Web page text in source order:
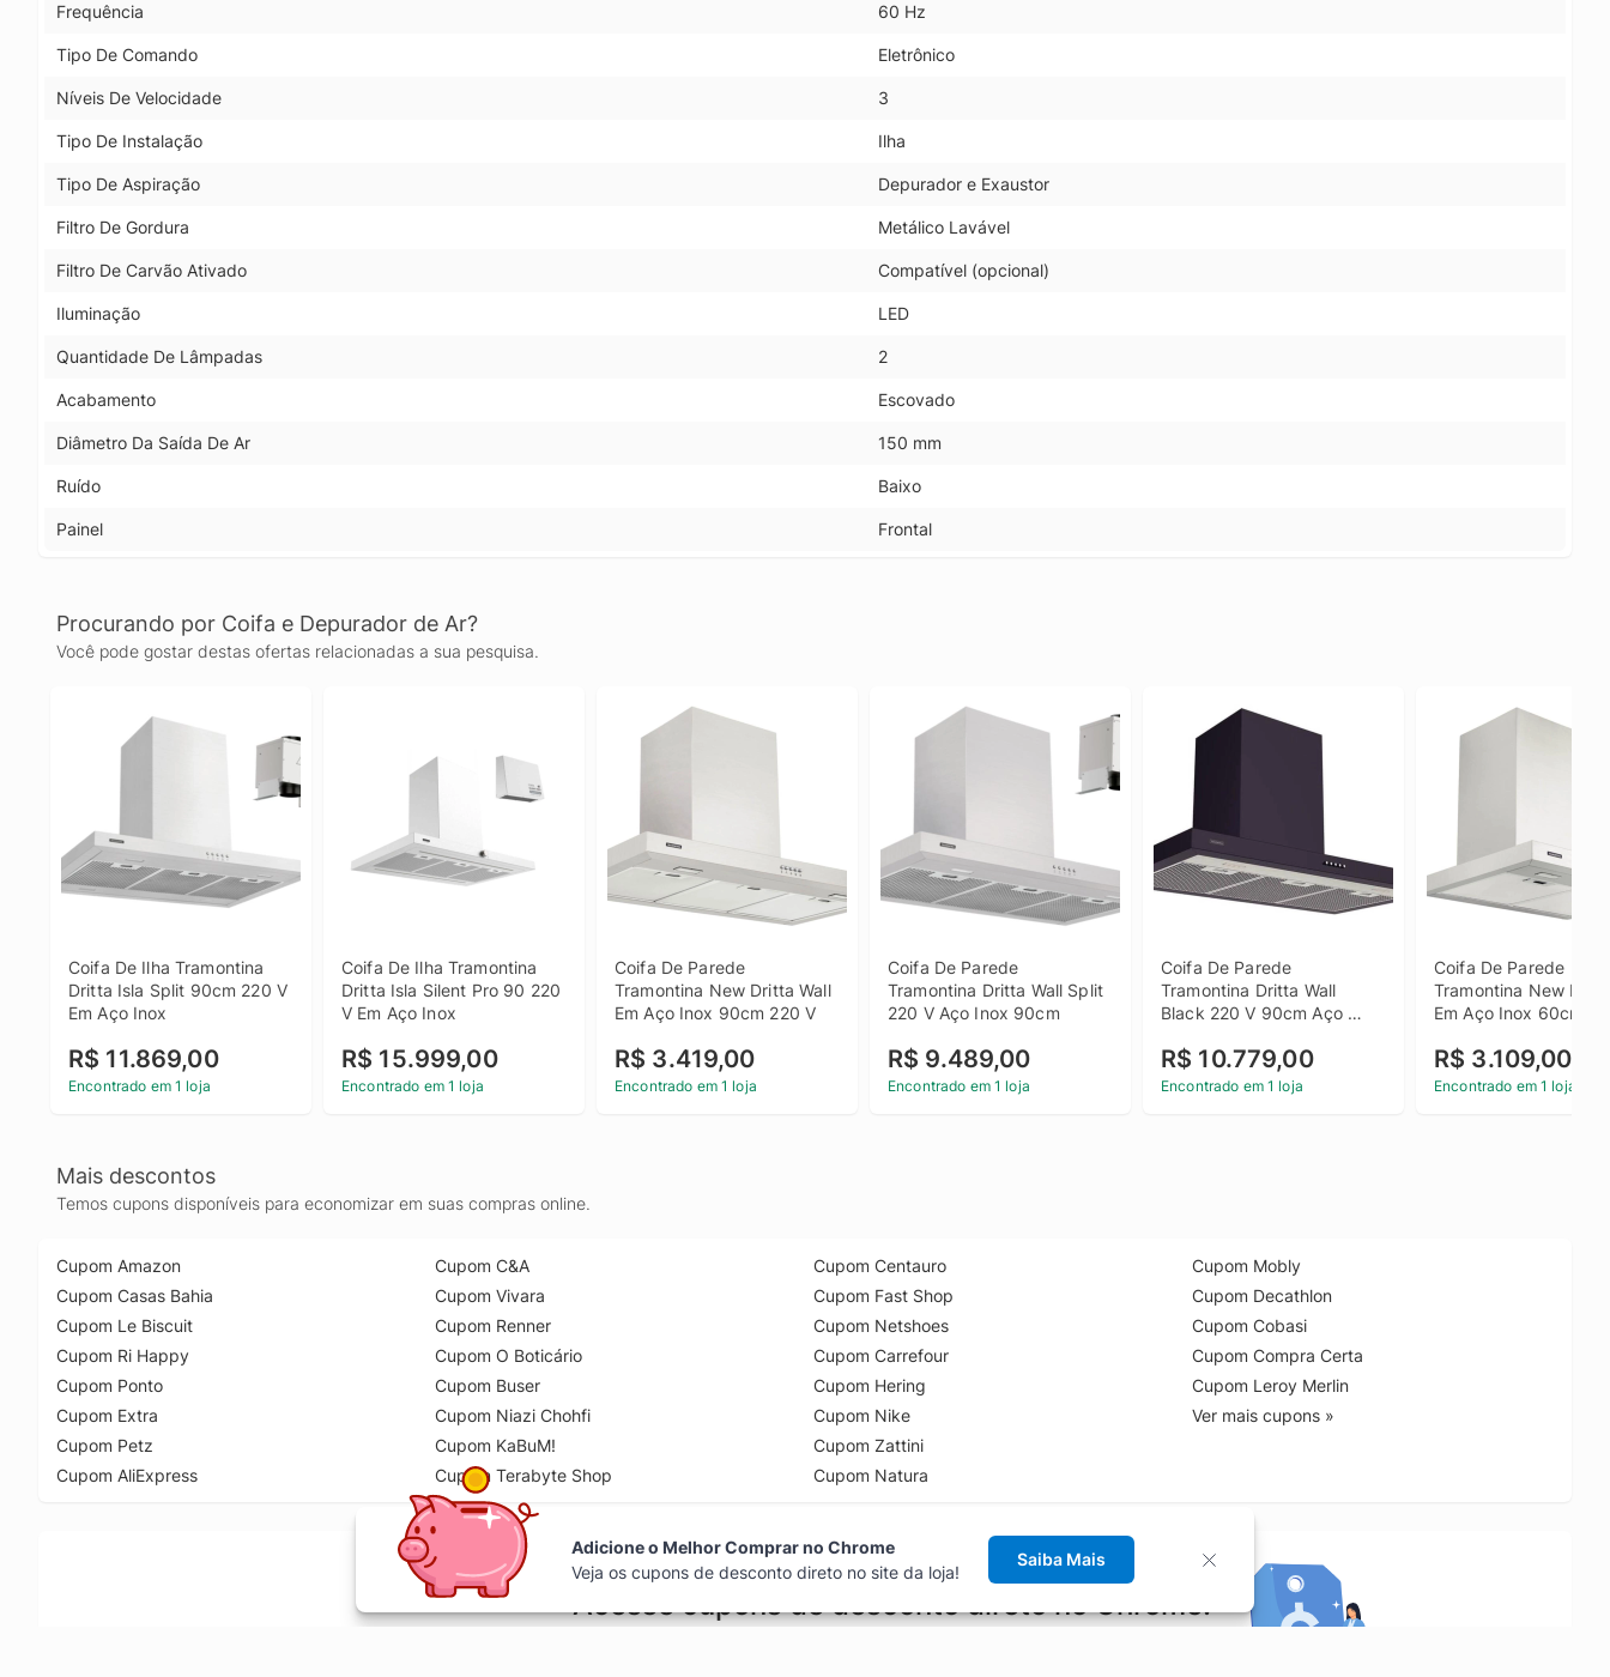
Frequência 60 Hz
Tipo De Comando Eletrônico
Níveis De Velocidade 3
Tipo De Instalação Ilha
Tipo De Aspiração Depurador e Exaustor
Filtro De Gordura Metálico Lavável
Filtro De Carvão Ativado Compatível (opcional)
Iluminação LED
Quantidade De Lâmpadas 2
Acabamento Escovado
Diâmetro Da Saída De Ar 150 mm
Ruído Baixo
Painel Frontal
Procurando por Coifa e Depurador de Ar?
Você pode gostar destas ofertas relacionadas a sua pesquisa.
Coifa De Ilha Tramontina
Dritta Isla Split 90cm 220 V
Em Aço Inox
R$ 11.869,00
Encontrado em 1 loja
Coifa De Ilha Tramontina
Dritta Isla Silent Pro 90 220
V Em Aço Inox
R$ 15.999,00
Encontrado em 1 loja
Coifa De Parede
Tramontina New Dritta Wall
Em Aço Inox 90cm 220 V
R$ 3.419,00
Encontrado em 1 loja
Coifa De Parede
Tramontina Dritta Wall Split
220 V Aço Inox 90cm
R$ 9.489,00
Encontrado em 1 loja
Coifa De Parede
Tramontina Dritta Wall
Black 220 V 90cm Aço
R$ 10.779,00
Encontrado em 1 loja
Coifa De Parede
Tramontina New
Em Aço Inox 60cm
R$ 3.109,00
Encontrado em 1 loja
Mais descontos
Temos cupons disponíveis para economizar em suas compras online.
Cupom Amazon
Cupom Casas Bahia
Cupom Le Biscuit
Cupom Ri Happy
Cupom Ponto
Cupom Extra
Cupom Petz
Cupom AliExpress
Cupom C&A
Cupom Vivara
Cupom Renner
Cupom O Boticário
Cupom Buser
Cupom Niazi Chohfi
Cupom KaBuM!
Cupom Terabyte Shop
Cupom Centauro
Cupom Fast Shop
Cupom Netshoes
Cupom Carrefour
Cupom Hering
Cupom Nike
Cupom Zattini
Cupom Natura
Cupom Mobly
Cupom Decathlon
Cupom Cobasi
Cupom Compra Certa
Cupom Leroy Merlin
Ver mais cupons »
Acesse cupons de desconto direto no Chrome!
Adicione o Melhor Comprar no Chrome
Veja os cupons de desconto direto no site da loja!
Saiba Mais